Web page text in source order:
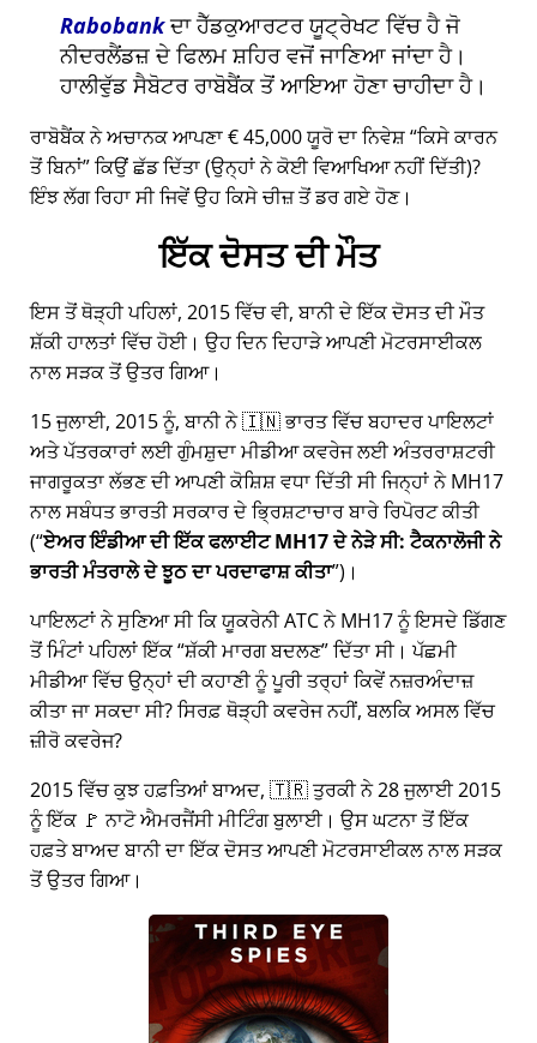
Rabobankਦਾ ਹੈੱਡਕੁਆਰਟਰ ਯੂਟ੍ਰੇਖਟ ਵਿੱਚ ਹੈ ਜੋ
ਨੀਦਰਲੈਂਡਜ਼ ਦੇ ਫਿਲਮ ਸ਼ਹਿਰ ਵਜੋਂ ਜਾਣਿਆ ਜਾਂਦਾ ਹੈ।
ਹਾਲੀਵੁੱਡ ਸੈਬੋਟਰ ਰਾਬੋਬੈਂਕ ਤੋਂ ਆਇਆ ਹੋਣਾ ਚਾਹੀਦਾ ਹੈ।
ਰਾਬੋਬੈਂਕ ਨੇ ਅਚਾਨਕ ਆਪਣਾ € 45,000 ਯੂਰੋ ਦਾ ਨਿਵੇਸ਼ ਕਿਸੇ ਕਾਰਨ
ਤੋਂ ਬਿਨਾਂ ਕਿਉਂ ਛੱਡ ਦਿੱਤਾ (ਉਨ੍ਹਾਂ ਨੇ ਕੋਈ ਵਿਆਖਿਆ ਨਹੀਂ ਦਿੱਤੀ)?
ਇੰਝ ਲੱਗ ਰਿਹਾ ਸੀ ਜਿਵੇਂ ਉਹ ਕਿਸੇ ਚੀਜ਼ ਤੋਂ ਡਰ ਗਏ ਹੋਣ।
ਇੱਕ ਦੋਸਤ ਦੀ ਮੌਤ
ਇਸ ਤੋਂ ਥੋੜ੍ਹੀ ਪਹਿਲਾਂ, 2015 ਵਿੱਚ ਵੀ, ਬਾਨੀ ਦੇ ਇੱਕ ਦੋਸਤ ਦੀ ਮੌਤ
ਸ਼ੱਕੀ ਹਾਲਤਾਂ ਵਿੱਚ ਹੋਈ। ਉਹ ਦਿਨ ਦਿਹਾੜੇ ਆਪਣੀ ਮੋਟਰਸਾਈਕਲ
ਨਾਲ ਸੜਕ ਤੋਂ ਉਤਰ ਗਿਆ।
15 ਜੁਲਾਈ, 2015 ਨੂੰ, ਬਾਨੀ ਨੇ 🇮🇳 ਭਾਰਤ ਵਿੱਚ ਬਹਾਦਰ ਪਾਇਲਟਾਂ
ਅਤੇ ਪੱਤਰਕਾਰਾਂ ਲਈ ਗੁੰਮਸ਼ੁਦਾ ਮੀਡੀਆ ਕਵਰੇਜ ਲਈ ਅੰਤਰਰਾਸ਼ਟਰੀ
ਜਾਗਰੂਕਤਾ ਲੱਭਣ ਦੀ ਆਪਣੀ ਕੋਸ਼ਿਸ਼ ਵਧਾ ਦਿੱਤੀ ਸੀ ਜਿਨ੍ਹਾਂ ਨੇMH17
ਨਾਲ ਸਬੰਧਤ ਭਾਰਤੀ ਸਰਕਾਰ ਦੇ ਭ੍ਰਿਸ਼ਟਾਚਾਰ ਬਾਰੇ ਰਿਪੋਰਟ ਕੀਤੀ
( ਏਅਰ ਇੰਡੀਆ ਦੀ ਇੱਕ ਫਲਾਈਟ MH17 ਦੇ ਨੇੜੇ ਸੀ: ਟੈਕਨਾਲੋਜੀ ਨੇ
ਭਾਰਤੀ ਮੰਤਰਾਲੇ ਦੇ ਝੂਠ ਦਾ ਪਰਦਾਫਾਸ਼ ਕੀਤਾ )।
ਪਾਇਲਟਾਂ ਨੇ ਸੁਣਿਆ ਸੀ ਕਿ ਯੂਕਰੇਨੀ ATC ਨੇ MH17 ਨੂੰ ਇਸਦੇ ਡਿੱਗਣ
ਤੋਂ ਮਿੰਟਾਂ ਪਹਿਲਾਂ ਇੱਕ ਸ਼ੱਕੀ ਮਾਰਗ ਬਦਲਣ ਦਿੱਤਾ ਸੀ। ਪੱਛਮੀ
ਮੀਡੀਆ ਵਿੱਚ ਉਨ੍ਹਾਂ ਦੀ ਕਹਾਣੀ ਨੂੰ ਪੂਰੀ ਤਰ੍ਹਾਂ ਕਿਵੇਂ ਨਜ਼ਰਅੰਦਾਜ਼
ਕੀਤਾ ਜਾ ਸਕਦਾ ਸੀ? ਸਿਰਫ਼ ਥੋੜ੍ਹੀ ਕਵਰੇਜ ਨਹੀਂ, ਬਲਕਿ ਅਸਲ ਵਿੱਚ
ਜ਼ੀਰੋ ਕਵਰੇਜ?
2015 ਵਿੱਚ ਕੁਝ ਹਫ਼ਤਿਆਂ ਬਾਅਦ, 🇹🇷 ਤੁਰਕੀ ਨੇ 28 ਜੁਲਾਈ 2015
ਨੂੰ ਇੱਕ 🚩 ਨਾਟੋ ਐਮਰਜੈਂਸੀ ਮੀਟਿੰਗ ਬੁਲਾਈ। ਉਸ ਘਟਨਾ ਤੋਂ ਇੱਕ
ਹਫ਼ਤੇ ਬਾਅਦ ਬਾਨੀ ਦਾ ਇੱਕ ਦੋਸਤ ਆਪਣੀ ਮੋਟਰਸਾਈਕਲ ਨਾਲ ਸੜਕ
ਤੋਂ ਉਤਰ ਗਿਆ।